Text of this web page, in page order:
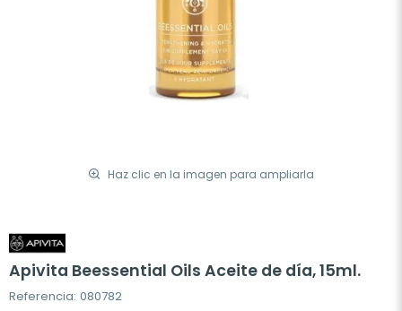
Haz clic en la imagen para ampliarla
Apivita Beessential Oils Aceite de día, 15ml.
Referencia: 080782